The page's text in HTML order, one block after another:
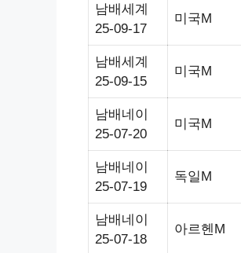
남배세계
25-09-17
미국M
남배세계
25-09-15
미국M
남배네이
25-07-20
미국M
남배네이
25-07-19
독일M
남배네이
25-07-18
아르헨M